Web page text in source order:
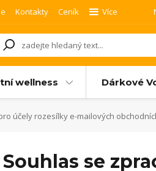
Kontakty Ceník Více
wellness Dárkové
účely rozesílky e-mailových
Souhlas se